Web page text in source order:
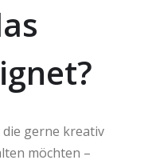
die gerne kreativ
möchten –